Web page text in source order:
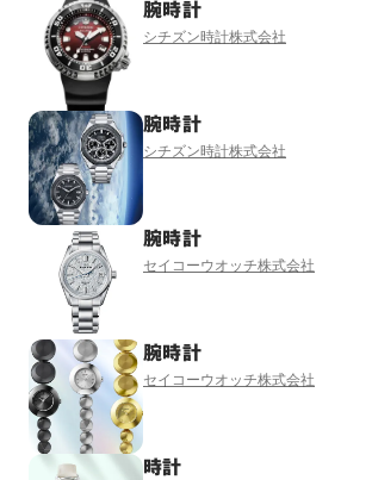
腕時計
シチズン時計株式会社
腕時計
シチズン時計株式会社
腕時計
セイコーウオッチ株式会社
腕時計
セイコーウオッチ株式会社
時計